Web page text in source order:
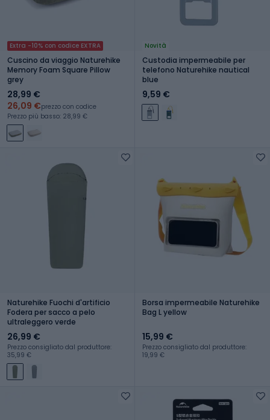
Extra -10% con codice EXTRA
Cuscino da viaggio Naturehike
Memory Foam Square Pillow
grey
28,99 €
26,09 €prezzo con codice
Prezzo più basso: 28,99 €
Novità
Custodia impermeabile per
telefono Naturehike nautical
blue
9,59 €
Naturehike Fuochi d'artificio
Fodera per sacco a pelo
ultraleggero verde
26,99 €
Prezzo consigliato dal produttore:
35,99 €
Borsa impermeabile Naturehike
Bag L yellow
15,99 €
Prezzo consigliato dal produttore:
19,99 €